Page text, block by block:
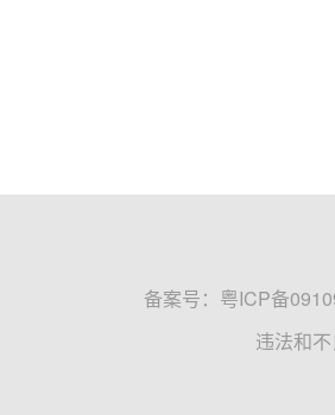
备案号： 粤ICP备
违法和